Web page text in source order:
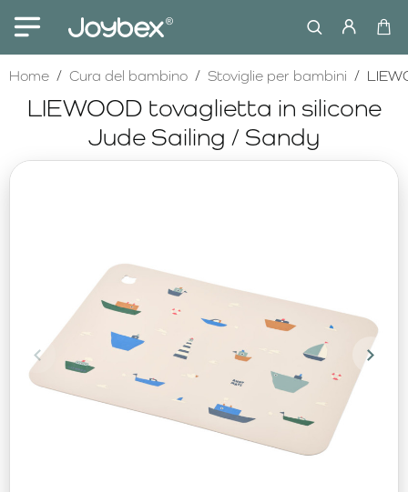
LIEWOOD tovaglietta in silicone
Jude Sailing / Sandy
HomehomeCura del bambino Stoviglie per bambini